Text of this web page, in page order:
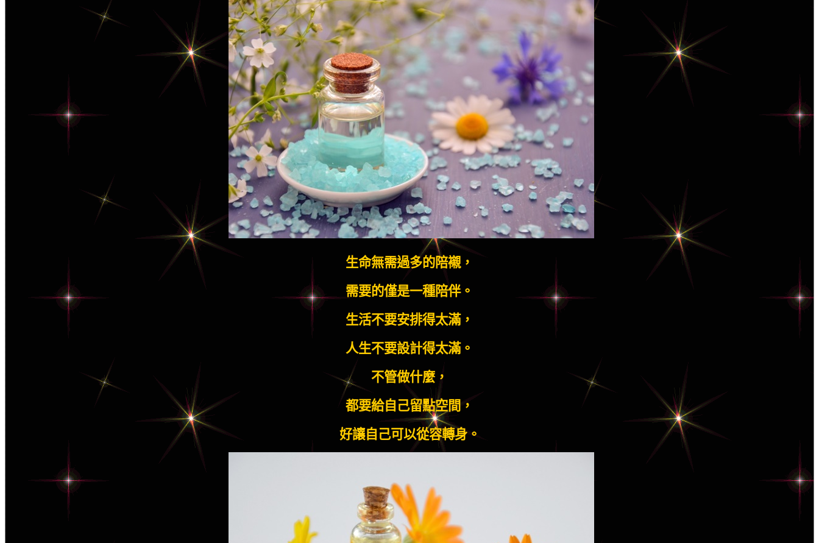
生命無需過多的陪襯，
需要的僅是一種陪伴。
生活不要安排得太滿，
人生不要設計得太滿。
不管做什麼，
都要給自己留點空間，
好讓自己可以從容轉身。